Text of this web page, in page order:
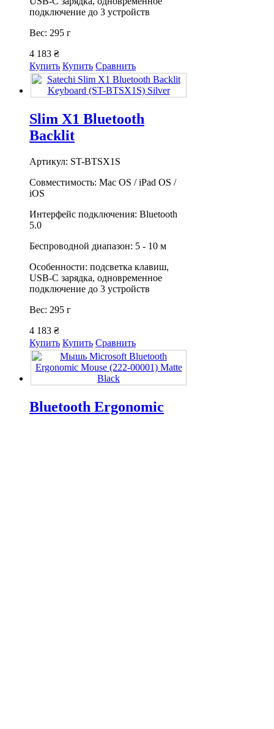
подключение до 3 устройств
Вес: 295 г
4 183 ₴
Купить Купить Сравнить
Slim X1 Bluetooth
Backlit
Артикул: ST-BTSX1S
Совместимость: Mac OS / iPad OS /
iOS
Интерфейс подключения: Bluetooth
5.0
Беспроводной диапазон: 5 - 10 м
Особенности: подсветка клавиш,
USB-C зарядка, одновременное
подключение до 3 устройств
Вес: 295 г
4 183 ₴
Купить Купить Сравнить
Bluetooth Ergonomic